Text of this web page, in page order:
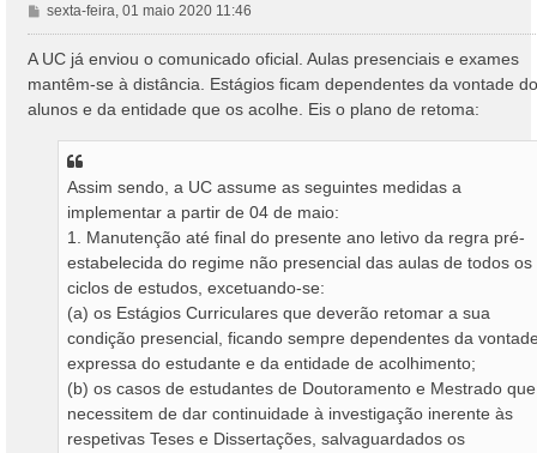
M
e
n
g
sexta-feira, 01 maio 2020 11:46
A UC já enviou o comunicado oficial. Aulas presenciais e exames
mantêm-se à distância. Estágios ficam dependentes da vontade
alunos e da entidade que os acolhe. Eis o plano de retoma:
Assim sendo, a UC assume as seguintes medidas a
implementar a partir de 04 de maio:
1. Manutenção até final do presente ano letivo da regra pré-
estabelecida do regime não presencial das aulas de todos os
ciclos de estudos, excetuando-se:
(a) os Estágios Curriculares que deverão retomar a sua
condição presencial, ficando sempre dependentes da
expressa do estudante e da entidade de acolhimento;
(b) os casos de estudantes de Doutoramento e Mestrado que
necessitem de dar continuidade à investigação inerente às
respetivas Teses e Dissertações, salvaguardados os